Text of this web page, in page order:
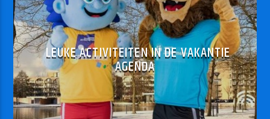
LEUKE ACTIVITEITEN IN DE VAKANTIE
AGENDA